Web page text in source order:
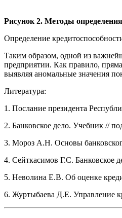
Рисунок 2. Методы
Определение
Таким образом, одной из
предприятии. Как правило,
выявляя аномальные значения
Литература:
1. Послание президента
2. Банковское дело. Учебник //
3. Мороз А.Н. Основы
4. Сейткасимов Г.С. Банковское
5. Неволина Е.В. Об оценке
6. Журтыбаева Д.Е. Управление